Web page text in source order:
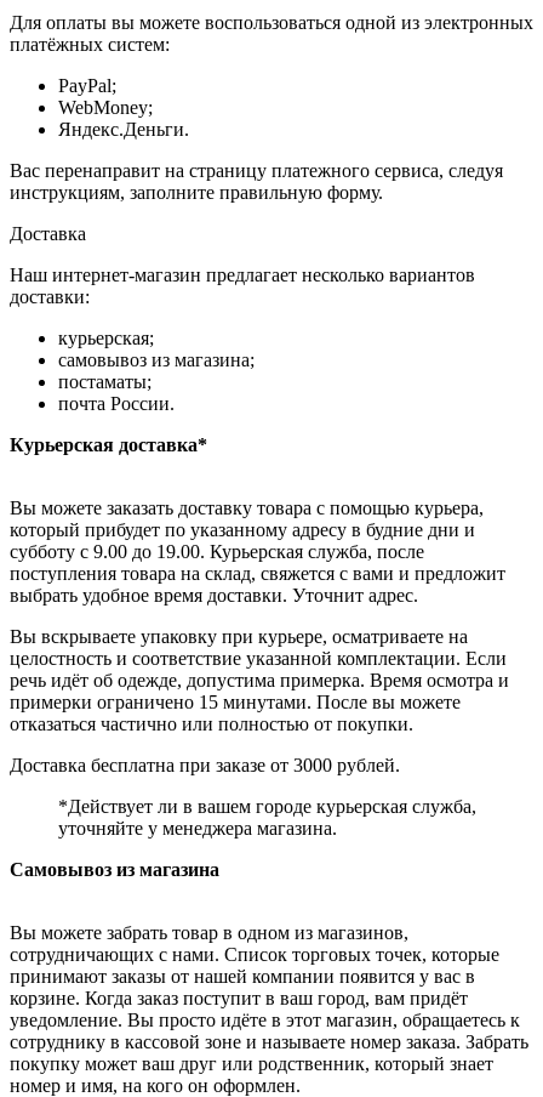
Для оплаты вы можете воспользоваться одной из электронных
платёжных систем:
PayPal;
WebMoney;
Яндекс.Деньги.
Вас перенаправит на страницу платежного сервиса, следуя
инструкциям, заполните правильную форму.
Доставка
Наш интернет-магазин предлагает несколько вариантов
доставки:
курьерская;
самовывоз из магазина;
постаматы;
почта России.
Курьерская доставка*
Вы можете заказать доставку товара с помощью курьера,
который прибудет по указанному адресу в будние дни и
субботу с 9.00 до 19.00. Курьерская служба, после
поступления товара на склад, свяжется с вами и предложит
выбрать удобное время доставки. Уточнит адрес.
Вы вскрываете упаковку при курьере, осматриваете на
целостность и соответствие указанной комплектации. Если
речь идёт об одежде, допустима примерка. Время осмотра и
примерки ограничено 15 минутами. После вы можете
отказаться частично или полностью от покупки.
Доставка бесплатна при заказе от 3000 рублей.
*Действует ли в вашем городе курьерская служба,
уточняйте у менеджера магазина.
Самовывоз из магазина
Вы можете забрать товар в одном из магазинов,
сотрудничающих с нами. Список торговых точек, которые
принимают заказы от нашей компании появится у вас в
корзине. Когда заказ поступит в ваш город, вам придёт
уведомление. Вы просто идёте в этот магазин, обращаетесь к
сотруднику в кассовой зоне и называете номер заказа. Забрать
покупку может ваш друг или родственник, который знает
номер и имя, на кого он оформлен.